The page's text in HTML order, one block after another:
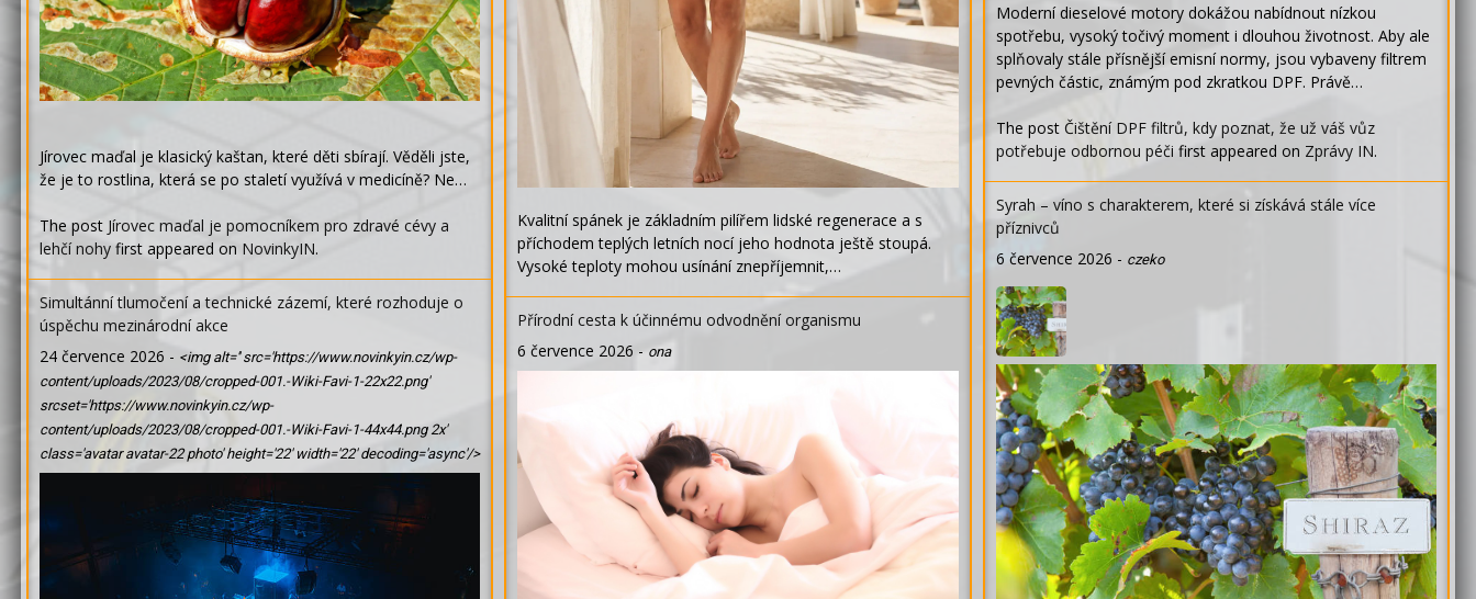
Jírovec maďal je klasický kaštan, které děti sbírají. Věděli jste,
že je to rostlina, která se po staletí využívá v medicíně? Ne…
The post Jírovec maďal je pomocníkem pro zdravé cévy a
lehčí nohy first appeared on NovinkyIN.
Simultánní tlumočení a technické zázemí, které rozhoduje o
úspěchu mezinárodní akce
24 července 2026 - <img alt='' src='https://www.novinkyin.cz/wp-
content/uploads/2023/08/cropped-001.-Wiki-Favi-1-22x22.png'
srcset='https://www.novinkyin.cz/wp-
content/uploads/2023/08/cropped-001.-Wiki-Favi-1-44x44.png 2x'
class='avatar avatar-22 photo' height='22' width='22' decoding='async'/>
Kvalitní spánek je základním pilířem lidské regenerace a s
příchodem teplých letních nocí jeho hodnota ještě stoupá.
Vysoké teploty mohou usínání znepříjemnit,…
Přírodní cesta k účinnému odvodnění organismu
6 července 2026 - ona
Moderní dieselové motory dokážou nabídnout nízkou
spotřebu, vysoký točivý moment i dlouhou životnost. Aby ale
splňovaly stále přísnější emisní normy, jsou vybaveny filtrem
pevných částic, známým pod zkratkou DPF. Právě…
The post Čištění DPF filtrů, kdy poznat, že už váš vůz
potřebuje odbornou péči first appeared on Zprávy IN.
Syrah – víno s charakterem, které si získává stále více
příznivců
6 července 2026 - czeko